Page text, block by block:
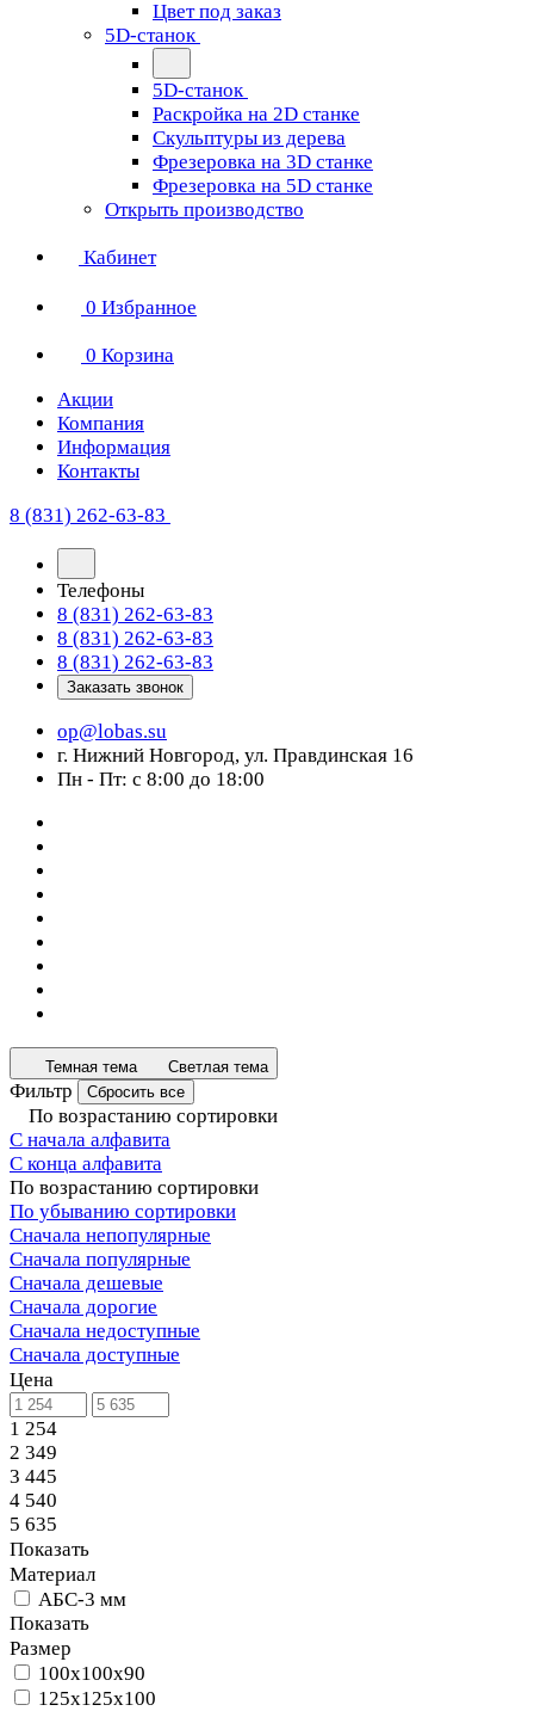
Цвет под заказ
5D-станок
5D-станок
Раскройка на 2D станке
Скульптуры из дерева
Фрезеровка на 3D станке
Фрезеровка на 5D станке
Открыть производство
Кабинет
0 Избранное
0 Корзина
Акции
Компания
Информация
Контакты
8 (831) 262-63-83
Телефоны
8 (831) 262-63-83
8 (831) 262-63-83
8 (831) 262-63-83
Заказать звонок
op@lobas.su
г. Нижний Новгород, ул. Правдинская 16
Пн - Пт: с 8:00 до 18:00
Темная тема Светлая тема
Фильтр Сбросить все
По возрастанию сортировки
С начала алфавита
С конца алфавита
По возрастанию сортировки
По убыванию сортировки
Сначала непопулярные
Сначала популярные
Сначала дешевые
Сначала дорогие
Сначала недоступные
Сначала доступные
Цена
1 254
2 349
3 445
4 540
5 635
Показать
Материал
АБС-3 мм
Показать
Размер
100x100x90
125x125x100